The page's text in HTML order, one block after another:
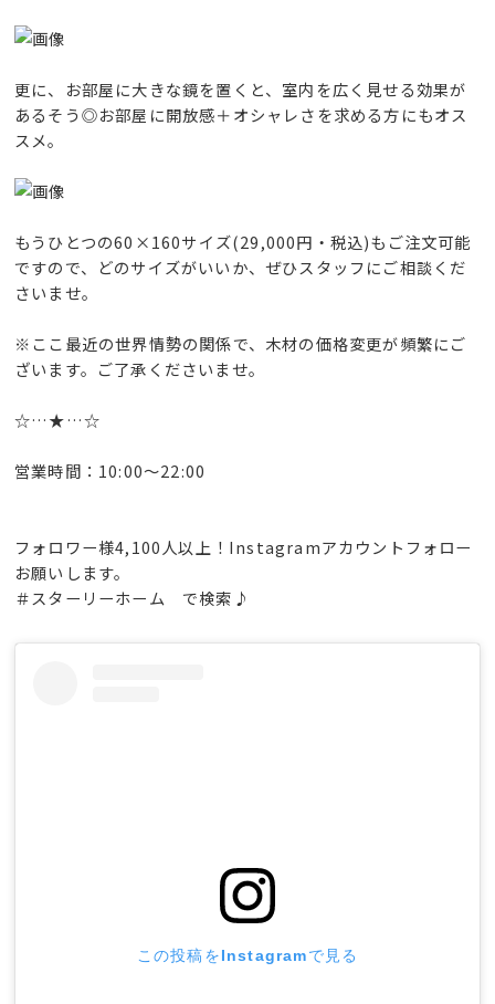
更に、お部屋に大きな鏡を置くと、室内を広く見せる効果が
あるそう◎お部屋に開放感＋オシャレさを求める方にもオス
スメ。
もうひとつの60×160サイズ(29,000円・税込)もご注文可能
ですので、どのサイズがいいか、ぜひスタッフにご相談くだ
さいませ。
※ここ最近の世界情勢の関係で、木材の価格変更が頻繁にご
ざいます。ご了承くださいませ。
☆…★…☆
営業時間：10:00〜22:00
フォロワー様4,100人以上！Instagramアカウントフォロー
お願いします。
＃スターリーホーム で検索♪
この投稿をInstagramで見る